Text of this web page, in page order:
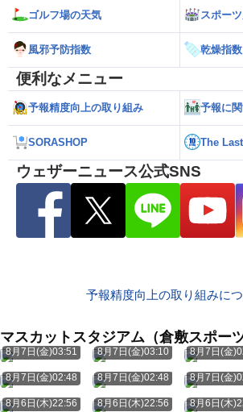
ゴルフ場の天気 スポー
風邪予防指数 乾燥指数
便利なメニュー
予報精度向上の取り組み 予報に
SORASHOP The
ウェザーニュース公式SNS
予報精度向上の取り組みに
マスカットスタジアム（倉敷スポー
8月7日(金)03:51 8月7日(金)03:10 8月7日(金
8月7日(金)02:48 8月7日(金)02:48 8月7日(金
8月6日(木)22:56 8月6日(木)22:56 8月6日(木